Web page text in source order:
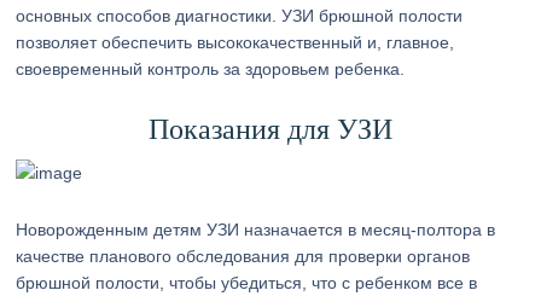
основных способов диагностики. УЗИ брюшной полости
позволяет обеспечить высококачественный и, главное,
своевременный контроль за здоровьем ребенка.
Показания для УЗИ
Новорожденным детям УЗИ назначается в месяц-полтора в
качестве планового обследования для проверки органов
брюшной полости, чтобы убедиться, что с ребенком все в